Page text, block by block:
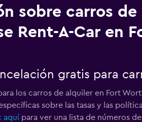
sobre carros
Rent-A-Car en
gratis para
los carros de alquiler en Fort
sobre las tasas y las
aquípara ver una lista de números